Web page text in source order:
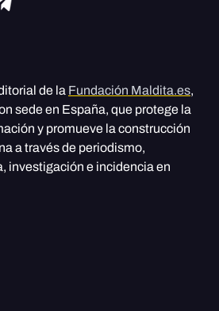
de la Fundación Maldita.es,
sede en España, que protege la
y promueve la construcción
a través de periodismo,
investigación e incidencia en